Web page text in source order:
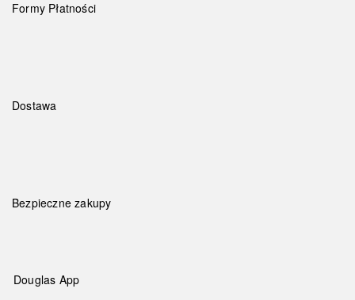
Formy Płatności
Dostawa
Bezpieczne zakupy
Douglas App